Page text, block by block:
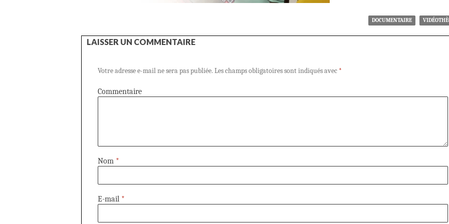
DOCUMENTAIRE
LAISSER UN COMMENTAIRE
Votre adresse e-mail ne sera pas publiée. Les champs obligatoires sont indiqués avec *
Commentaire
Nom *
E-mail *